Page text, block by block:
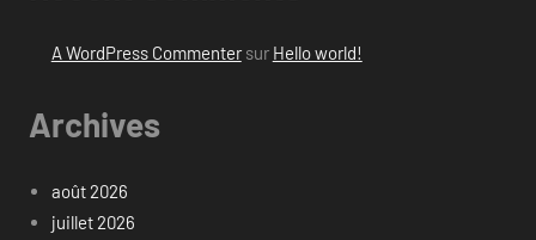
A WordPress Commentersur Hello world!
Archives
août 2026
juillet 2026